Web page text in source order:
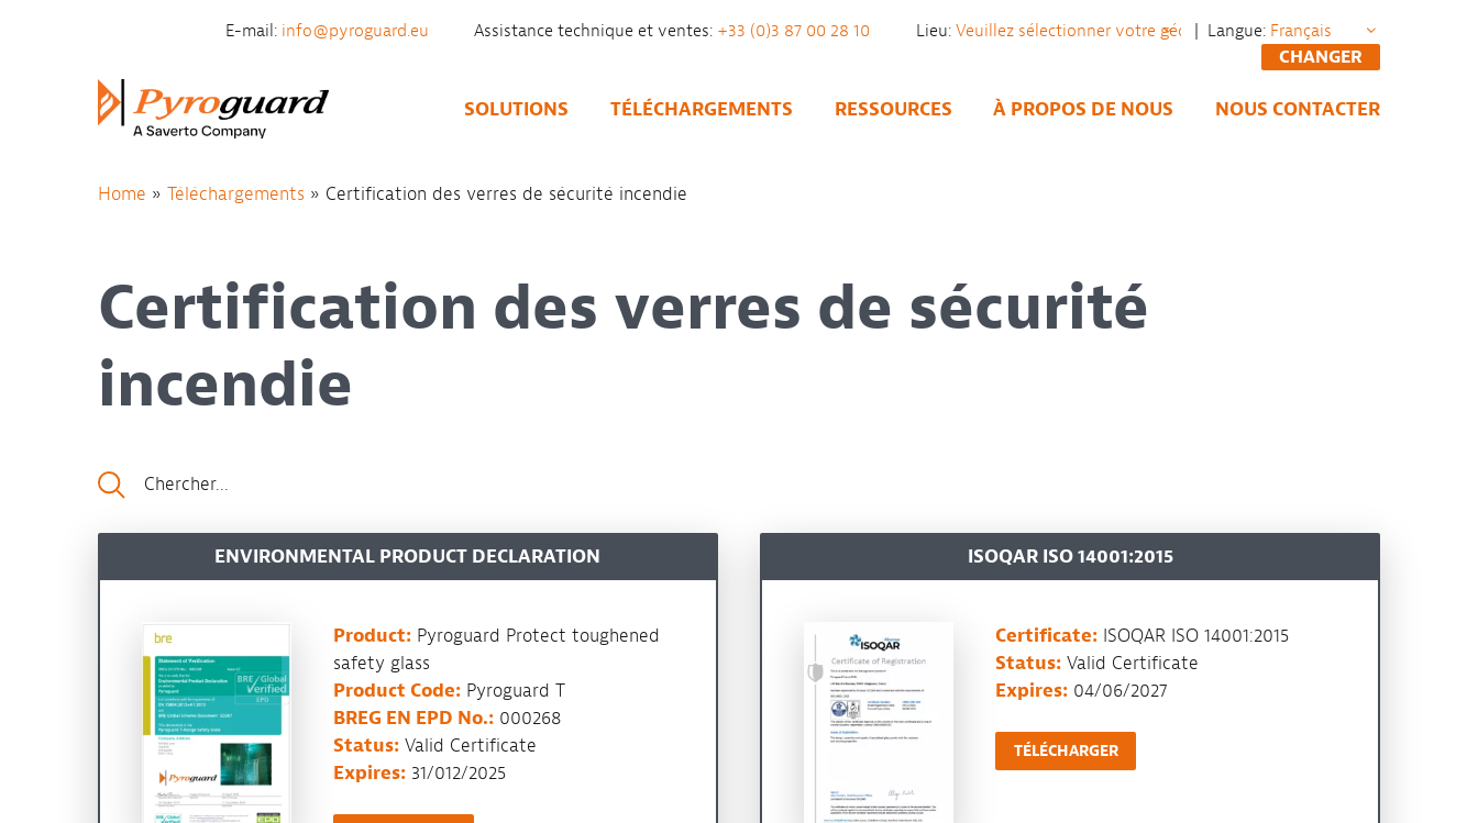
E-mail: info@pyroguard.eu Assistance technique et ventes: +33 (0)3 87 00 28 10 Lieu:
| Langue:
CHANGER
SOLUTIONS TÉLÉCHARGEMENTS RESSOURCES À PROPOS DE NOUS NOUS CONTACTER
Home » Téléchargements » Certification des verres de sécurité incendie
Certification des verres de sécurité
incendie
ENVIRONMENTAL PRODUCT DECLARATION
Product:Pyroguard Protect toughened
safety glass
Product Code:Pyroguard T
BREG EN EPD No.:000268
Status:Valid Certificate
Expires:31/012/2025
ISOQAR ISO 14001:2015
Certificate:ISOQAR ISO 14001:2015
Status:Valid Certificate
Expires:04/06/2027
TÉLÉCHARGER